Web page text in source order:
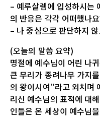
– 예루살렘에 입성하시는
의 반응은 각각 어떠했나
– 나 중심으로 판단하지
(오늘의 말씀 요약)
명절에 예수님이 어린 나
큰 무리가 종려나무 가지
의 왕이시여”라고 외치며
리신 예수님의 표적에 대
인들은 온 세상이 예수님